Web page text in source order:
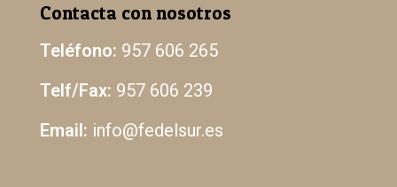
Contacta con nosotros
Teléfono: 957 606 265
Telf/Fax: 957 606 239
Email: info@fedelsur.es